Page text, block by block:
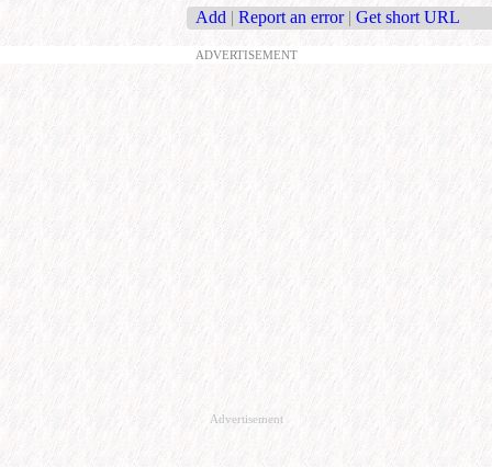
Add | Report an error | Get short URL
ADVERTISEMENT
Advertisement